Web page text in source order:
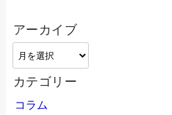
アーカイブ
ア
ー
カ
イ
カテゴリー
コラム